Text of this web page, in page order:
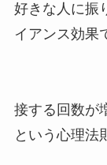
好きな人に振
イアンス効果
接する回数が
という心理法